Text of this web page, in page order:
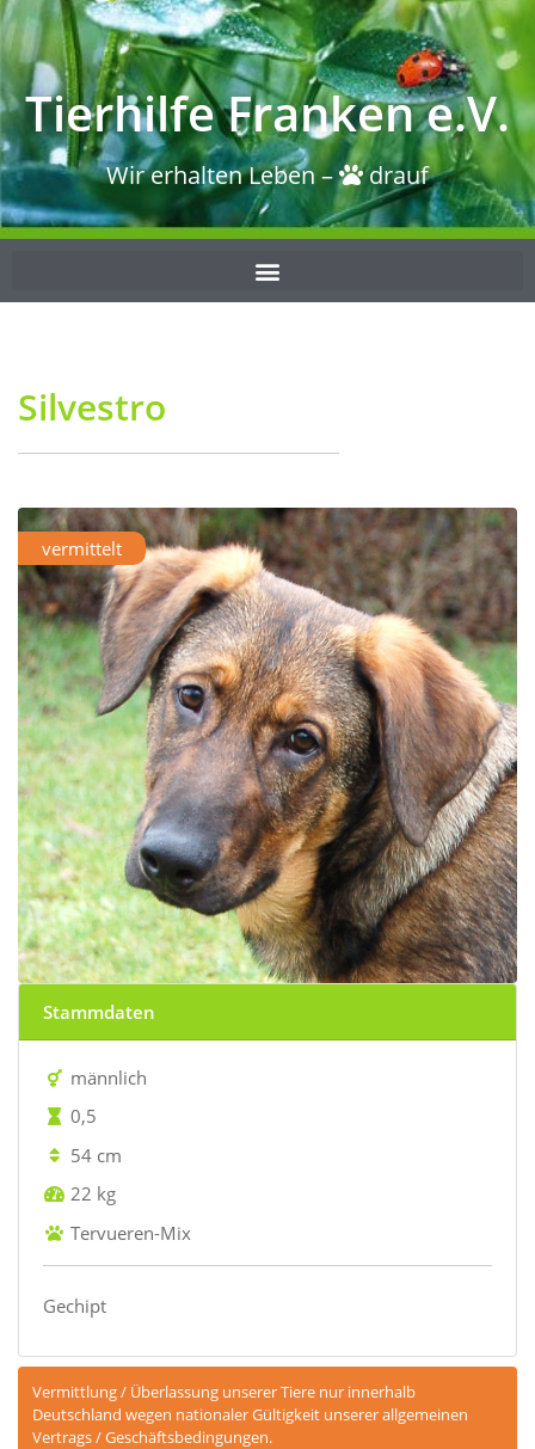
Tierhilfe Franken e.V.
Wir erhalten Leben – drauf
Silvestro
vermittelt
Stammdaten
männlich
0,5
54 cm
22 kg
Tervueren-Mix
Gechipt
Vermittlung / Überlassung unserer Tiere nur innerhalb
Deutschland wegen nationaler Gültigkeit unserer allgemeinen
Vertrags / Geschäftsbedingungen.